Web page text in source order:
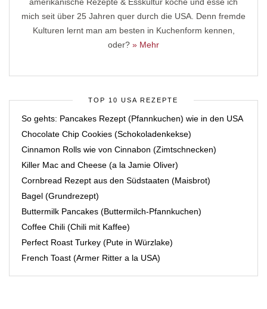
mich seit über 25 Jahren quer durch die USA. Denn fremde
Kulturen lernt man am besten in Kuchenform kennen,
oder? » Mehr
TOP 10 USA REZEPTE
So gehts: Pancakes Rezept (Pfannkuchen) wie in den USA
Chocolate Chip Cookies (Schokoladenkekse)
Cinnamon Rolls wie von Cinnabon (Zimtschnecken)
Killer Mac and Cheese (a la Jamie Oliver)
Cornbread Rezept aus den Südstaaten (Maisbrot)
Bagel (Grundrezept)
Buttermilk Pancakes (Buttermilch-Pfannkuchen)
Coffee Chili (Chili mit Kaffee)
Perfect Roast Turkey (Pute in Würzlake)
French Toast (Armer Ritter a la USA)